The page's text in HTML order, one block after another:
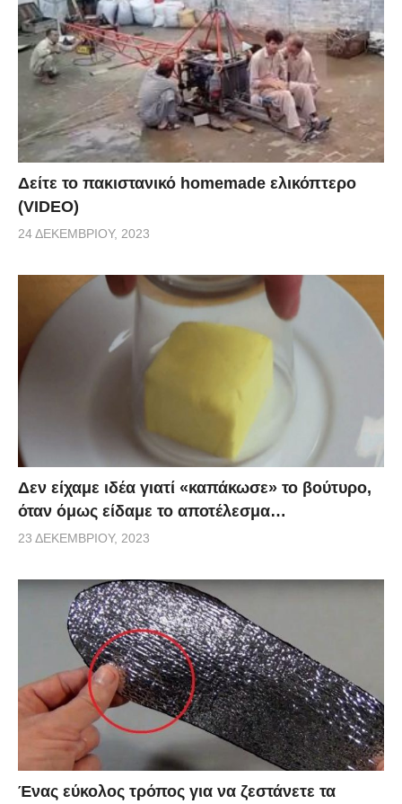
Δείτε το πακιστανικό homemade ελικόπτερο
(VIDEO)
24 ΔΕΚΕΜΒΡΊΟΥ, 2023
Δεν είχαμε ιδέα γιατί «καπάκωσε» το βούτυρο,
όταν όμως είδαμε το αποτέλεσμα…
23 ΔΕΚΕΜΒΡΊΟΥ, 2023
Ένας εύκολος τρόπος για να ζεστάνετε τα